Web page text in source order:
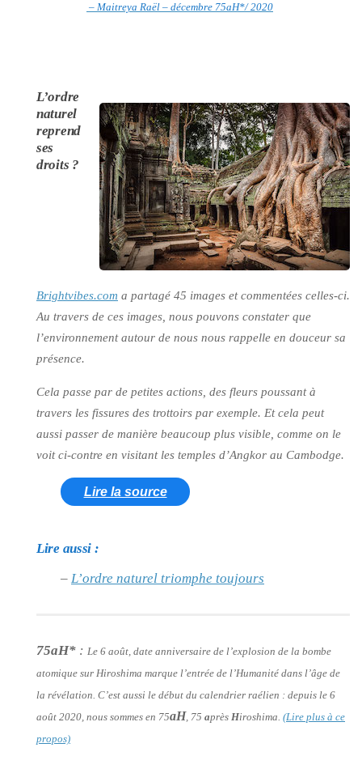
– Maitreya Raël – décembre 75aH*/ 2020
L’ordre
naturel
reprend
ses
droits ?
Brightvibes.com a partagé 45 images et commentées celles-ci.
Au travers de ces images, nous pouvons constater que
l’environnement autour de nous nous rappelle en douceur sa
présence.
Cela passe par de petites actions, des fleurs poussant à
travers les fissures des trottoirs par exemple. Et cela peut
aussi passer de manière beaucoup plus visible, comme on le
voit ci-contre en visitant les temples d’Angkor au Cambodge.
Lire la source
Lire aussi :
– L’ordre naturel triomphe toujours
75aH* : Le 6 août, date anniversaire de l’explosion de la bombe
atomique sur Hiroshima marque l’entrée de l’Humanité dans l’âge de
la révélation. C’est aussi le début du calendrier raélien : depuis le 6
août 2020, nous sommes en 75aH, 75 après Hiroshima. (Lire plus à ce
propos)